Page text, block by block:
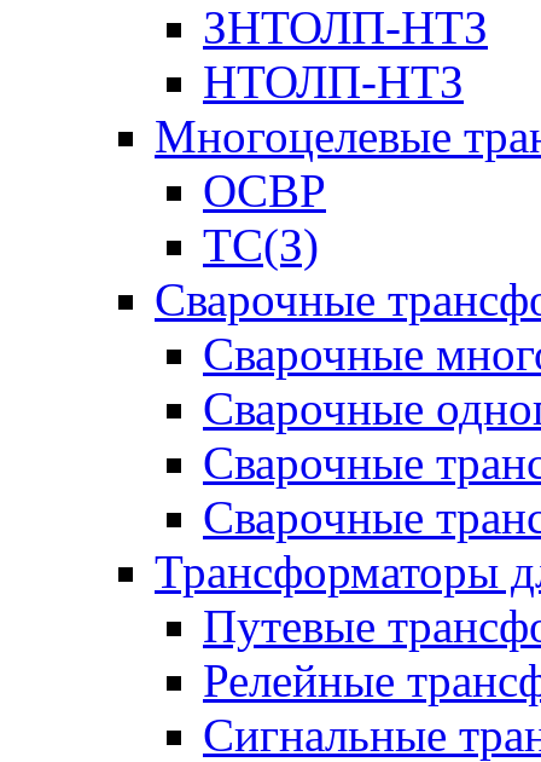
ЗНТОЛП-НТЗ
НТОЛП-НТЗ
Многоцелевые
ОСВР
ТС(З)
Сварочные
Сварочные
Сварочные
Сварочные
Сварочные
Трансформаторы
Путевые
Релейные
Сигнальные